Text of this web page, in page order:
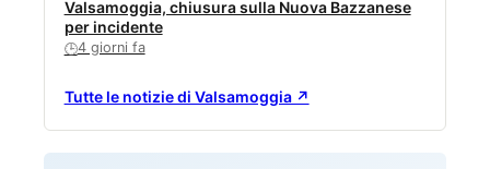
Valsamoggia, chiusura sulla Nuova Bazzanese
per incidente
🕒4 giorni fa
Tutte le notizie di Valsamoggia ↗